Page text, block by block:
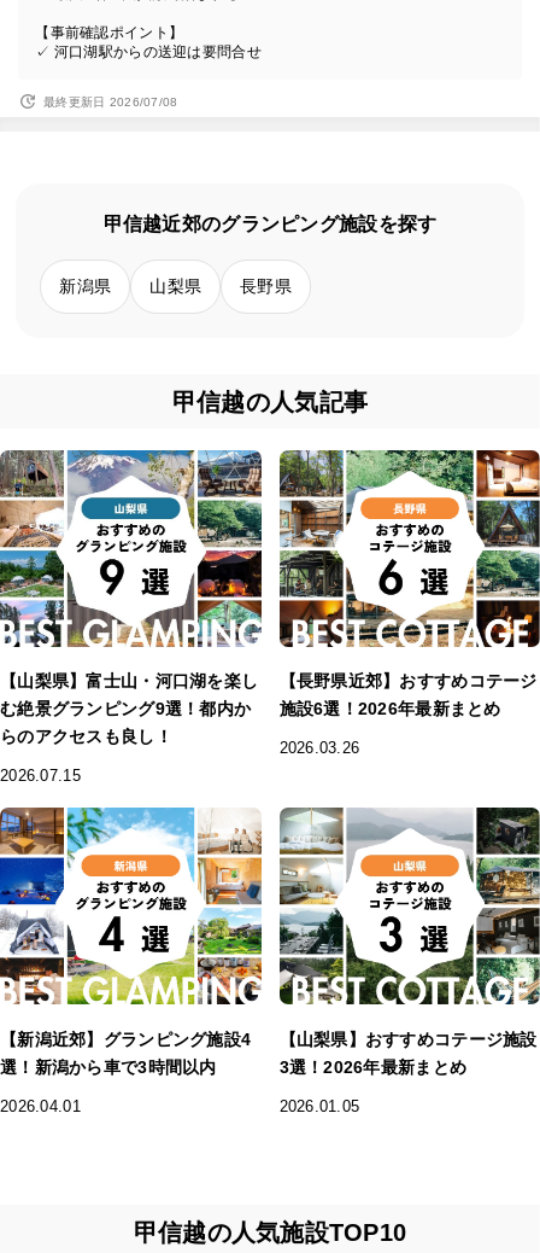
【事前確認ポイント】
✓ 河口湖駅からの送迎は要問合せ
最終更新日 2026/07/08
甲信越近郊のグランピング施設を探す
新潟県 山梨県 長野県
甲信越の人気記事
【山梨県】富士山・河口湖を楽し
む絶景グランピング9選！都内か
らのアクセスも良し！
2026.07.15
【長野県近郊】おすすめコテージ
施設6選！2026年最新まとめ
2026.03.26
【新潟近郊】グランピング施設4
選！新潟から車で3時間以内
2026.04.01
【山梨県】おすすめコテージ施設
3選！2026年最新まとめ
2026.01.05
甲信越の人気施設TOP10